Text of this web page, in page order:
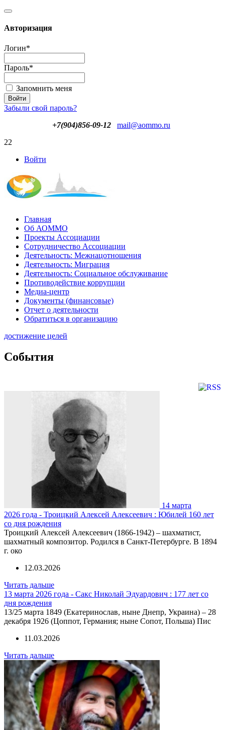
Авторизация
Логин*
Пароль*
Запомнить меня
Забыли свой пароль?
+7(904)856-09-12
mail@aommo.ru
22
Войти
Главная
Об АОММО
Проекты Ассоциации
Сотрудничество Ассоциации
Деятельность: Межнацотношения
Деятельность: Миграция
Деятельность: Социальное обслуживание
Противодействие коррупции
Медиа-центр
Документы (финансовые)
Отчет о деятельности
Обратиться в организацию
достижение целей
События
14 марта
2026 года - Троицкий Алексей Алексеевич : Юбилей 160 лет
со дня рождения
Троицкий Алексей Алексеевич (1866-1942) – шахматист,
шахматный композитор. Родился в Санкт-Петербурге. В 1894
г. око
12.03.2026
Читать дальше
13 марта 2026 года - Сакс Николай Эдуардович : 177 лет со
дня рождения
13/25 марта 1849 (Екатеринослав, ныне Днепр, Украина) – 28
декабря 1926 (Цоппот, Германия; ныне Сопот, Польша) Пис
11.03.2026
Читать дальше